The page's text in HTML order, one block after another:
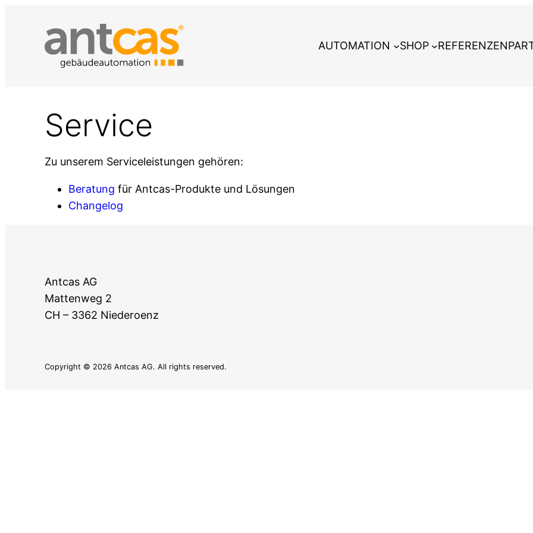
springen
AUTOMATION SHOP REFERENZEN
Service
Zu unserem Serviceleistungen gehören:
Beratung für Antcas-Produkte und Lösungen
Changelog
Antcas AG
Mattenweg 2
CH – 3362 Niederoenz
Copyright © 2026 Antcas AG. All rights reserved.